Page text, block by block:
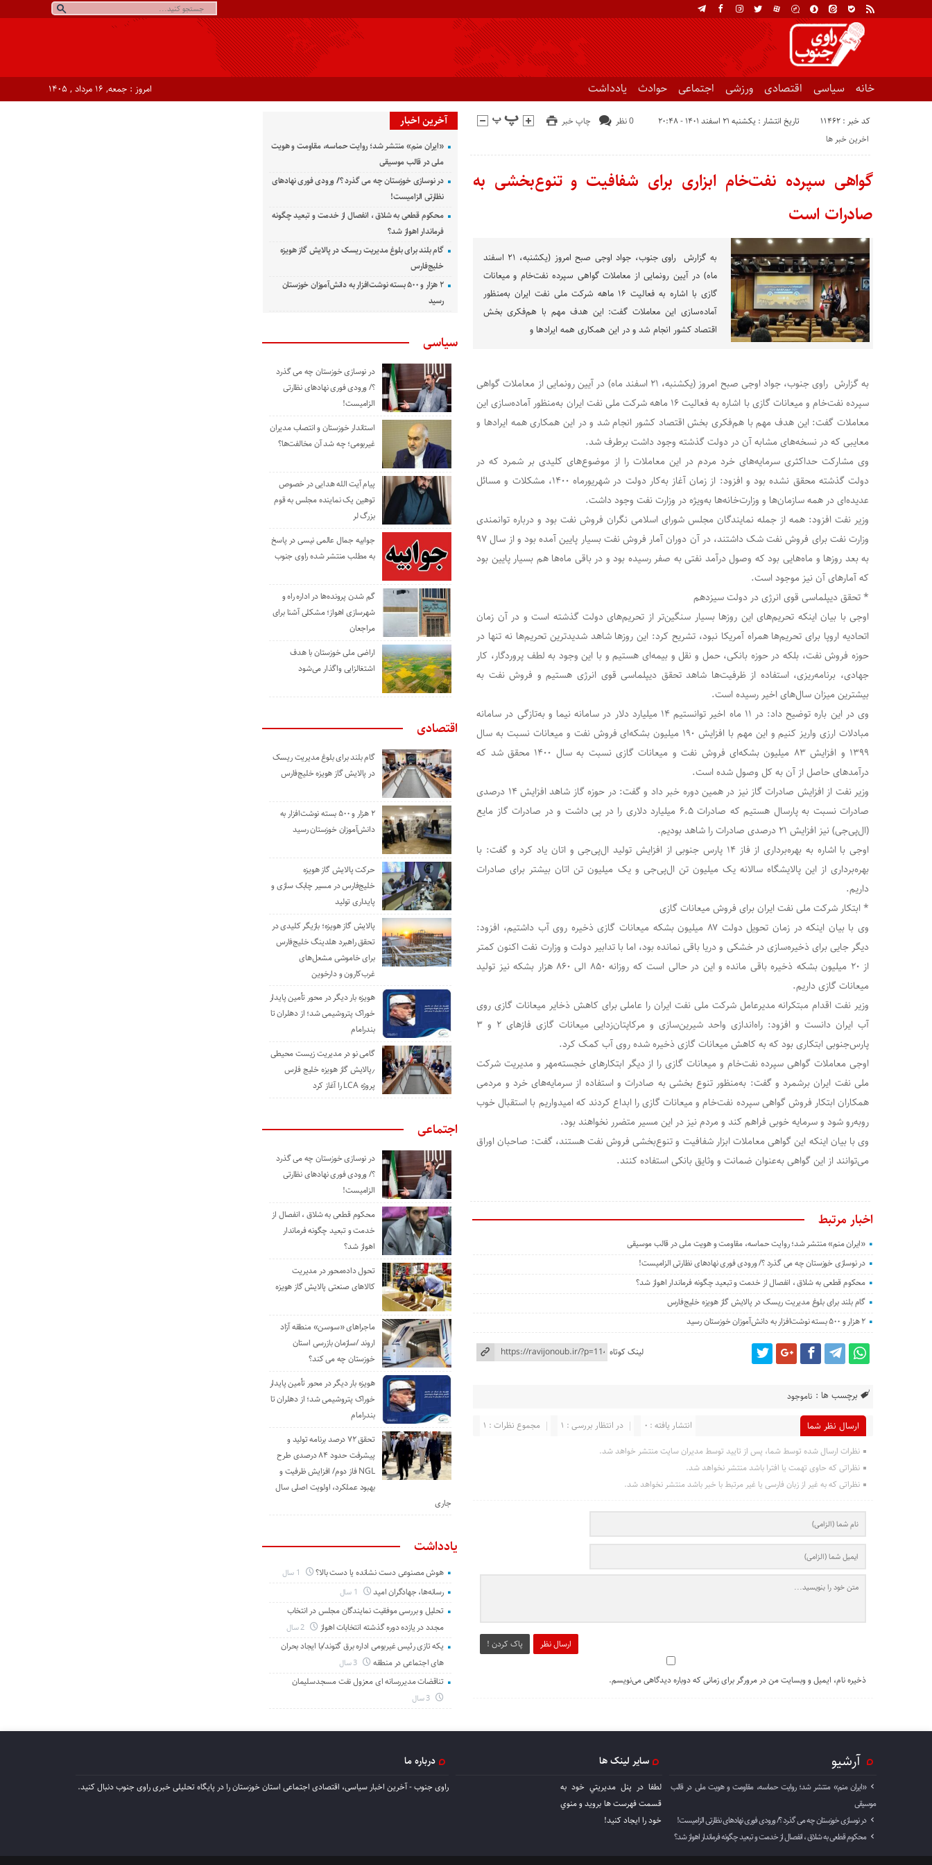
خانه سیاسی اقتصادی ورزشی اجتماعی حوادث یادداشت امروز : جمعه, ۱۶ مرداد , ۱۴۰۵
کد خبر : 11462 تاریخ انتشار : یکشنبه ۲۱ اسفند ۱۴۰۱ - ۲۰:۴۸ چاپ خبر
0 نظر
اخرین خبر ها
گواهی سپرده نفت‌خام ابزاری برای شفافیت و تنوع‌بخشی به
صادرات است
به گزارش راوی جنوب، جواد اوجی صبح امروز (یکشنبه، ۲۱ اسفند
ماه) در آیین رونمایی از معاملات گواهی سپرده نفت‌خام و میعانات
گازی با اشاره به فعالیت ۱۶ ماهه شرکت ملی نفت ایران به‌منظور
آماده‌سازی این معاملات گفت: این هدف مهم با هم‌فکری بخش
اقتصاد کشور انجام شد و در این همکاری همه ایرادها و
به گزارش راوی جنوب، جواد اوجی صبح امروز (یکشنبه، ۲۱ اسفند ماه) در آیین رونمایی از معاملات گواهی
سپرده نفت‌خام و میعانات گازی با اشاره به فعالیت ۱۶ ماهه شرکت ملی نفت ایران به‌منظور آماده‌سازی این
معاملات گفت: این هدف مهم با هم‌فکری بخش اقتصاد کشور انجام شد و در این همکاری همه ایرادها و
معایبی که در نسخه‌های مشابه آن در دولت گذشته وجود داشت برطرف شد.
وی مشارکت‌ حداکثری سرمایه‌های خرد مردم در این معاملات را از موضوع‌های کلیدی بر شمرد که در
دولت گذشته محقق نشده بود و افزود: از زمان آغاز به‌کار دولت در شهریورماه ۱۴۰۰، مشکلات و مسائل
عدیده‌ای در همه سازمان‌ها و وزارت‌خانه‌ها به‌ویژه در وزارت نفت وجود داشت.
وزیر نفت افزود: همه از جمله نمایندگان مجلس شورای اسلامی نگران فروش نفت بود و درباره توانمندی
وزارت نفت برای فروش نفت شک داشتند، در آن دوران آمار فروش نفت بسیار پایین آمده بود و از سال ۹۷
به بعد روزها و ماه‌هایی بود که وصول درآمد نفتی به صفر رسیده بود و در باقی ماه‌ها هم بسیار پایین بود
که آمارهای آن نیز موجود است.
* تحقق دیپلماسی قوی انرژی در دولت سیزدهم
اوجی با بیان اینکه تحریم‌های این روزها بسیار سنگین‌تر از تحریم‌های دولت گذشته است و در آن زمان
اتحادیه اروپا برای تحریم‌ها همراه آمریکا نبود، تشریح کرد: این روزها شاهد شدیدترین‌ تحریم‌ها نه تنها در
حوزه فروش نفت، بلکه در حوزه بانکی، حمل و نقل و بیمه‌ای هستیم و با این وجود به لطف پروردگار، کار
جهادی، برنامه‌ریزی، استفاده از ظرفیت‌ها شاهد تحقق دیپلماسی قوی انرژی هستیم و فروش نفت به
بیشترین میزان سال‌های اخیر رسیده است.
وی در این باره توضیح داد: در ۱۱ ماه اخیر توانستیم ۱۴ میلیارد دلار در سامانه نیما و به‌تازگی در سامانه
مبادلات ارزی واریز کنیم و این مهم با افزایش ۱۹۰ میلیون بشکه‌ای فروش نفت و میعانات نسبت به سال
۱۳۹۹ و افزایش ۸۳ میلیون بشکه‌ای فروش نفت و میعانات گازی نسبت به سال ۱۴۰۰ محقق شد که
درآمدهای حاصل از آن به کل وصول شده است.
وزیر نفت از افزایش صادرات گاز نیز در همین دوره خبر داد و گفت: در حوزه گاز شاهد افزایش ۱۴ درصدی
صادرات نسبت به پارسال هستیم که صادرات ۶.۵ میلیارد دلاری را در پی داشت و در صادرات گاز مایع
(ال‌پی‌جی) نیز افزایش ۲۱ درصدی صادرات را شاهد بودیم.
اوجی با اشاره به بهره‌برداری از فاز ۱۴ پارس جنوبی از افزایش تولید ال‌پی‌جی و اتان یاد کرد و گفت: با
بهره‌برداری از این پالایشگاه سالانه یک میلیون تن ال‌پی‌جی و یک میلیون تن اتان بیشتر برای صادرات
داریم.
* ابتکار شرکت ملی نفت ایران برای فروش میعانات گازی
وی با بیان اینکه در زمان تحویل دولت ۸۷ میلیون بشکه میعانات گازی ذخیره روی آب داشتیم، افزود:
دیگر جایی برای ذخیره‌سازی در خشکی و دریا باقی نمانده بود، اما با تدابیر دولت و وزارت نفت اکنون کمتر
از ۲۰ میلیون بشکه ذخیره باقی مانده و این در حالی است که روزانه ۸۵۰ الی ۸۶۰ هزار بشکه نیز تولید
میعانات گازی داریم.
وزیر نفت اقدام مبتکرانه مدیرعامل شرکت ملی نفت ایران را عاملی برای کاهش ذخایر میعانات گازی روی
آب ایران دانست و افزود: راه‌اندازی واحد شیرین‌سازی و مرکاپتان‌زدایی میعانات گازی فازهای ۲ و ۳
پارس‌جنوبی ابتکاری بود که به کاهش میعانات گازی ذخیره شده روی آب کمک کرد.
اوجی معاملات گواهی سپرده نفت‌خام و میعانات گازی را از دیگر ابتکارهای خجسته‌مهر و مدیریت شرکت
ملی نفت ایران برشمرد و گفت: به‌منظور تنوع ‌بخشی به صادرات و استفاده از سرمایه‌های خرد و مردمی
همکاران ابتکار فروش گواهی سپرده نفت‌خام و میعانات گازی را ابداع کردند که امیدواریم با استقبال خوب
روبه‌رو شود و سرمایه خوبی فراهم کند و مردم نیز در این مسیر متضرر نخواهند بود.
وی با بیان اینکه این گواهی‌ معاملات ابزار شفافیت و تنوع‌بخشی فروش نفت هستند، گفت: صاحبان اوراق
می‌توانند از این گواهی به‌عنوان ضمانت و وثایق بانکی استفاده کنند.
اخبار مرتبط
«ایران منم» منتشر شد؛ روایت حماسه، مقاومت و هویت ملی در قالب موسیقی
در نوسازی خوزستان چه می گذرد ؟/ ورودی فوری نهادهای نظارتی الزامیست!
محکوم قطعی به شلاق ، انفصال از خدمت و تبعید چگونه فرماندار اهواز شد؟
گام بلند برای بلوغ مدیریت ریسک در پالایش گاز هویزه خلیج‌فارس
۲ هزار و ۵۰۰ بسته نوشت‌افزار به دانش‌آموزان خوزستان رسید
لینک کوتاه
برچسب ها : ناموجود
ارسال نظر شما مجموع نظرات : 1 در انتظار بررسی : 1 انتشار یافته : 0
نظرات ارسال شده توسط شما، پس از تایید توسط مدیران سایت منتشر خواهد شد.
نظراتی که حاوی تهمت یا افترا باشد منتشر نخواهد شد.
نظراتی که به غیر از زبان فارسی یا غیر مرتبط با خبر باشد منتشر نخواهد شد.
ارسال نظر پاک کردن !
ذخیره نام، ایمیل و وبسایت من در مرورگر برای زمانی که دوباره دیدگاهی می‌نویسم.
آخرین اخبار
«ایران منم» منتشر شد؛ روایت حماسه، مقاومت و هویت
ملی در قالب موسیقی
در نوسازی خوزستان چه می گذرد ؟/ ورودی فوری نهادهای
نظارتی الزامیست!
محکوم قطعی به شلاق ، انفصال از خدمت و تبعید چگونه
فرماندار اهواز شد؟
گام بلند برای بلوغ مدیریت ریسک در پالایش گاز هویزه
خلیج‌فارس
۲ هزار و ۵۰۰ بسته نوشت‌افزار به دانش‌آموزان خوزستان
رسید
سیاسی
در نوسازی خوزستان چه می گذرد
؟/ ورودی فوری نهادهای نظارتی
الزامیست!
استاندار خوزستان و انتصاب مدیران
غیربومی؛ چه شد آن مخالفت‌ها؟
پیام آیت الله هدایی در خصوص
توهین یک نماینده مجلس به قوم
بزرگ لر
جوابیه جمال عالمی نیسی در پاسخ
به مطلب منتشر شده راوی جنوب
گم شدن پرونده‌ها در اداره راه و
شهرسازی اهواز؛ مشکلی آشنا برای
مراجعان
اراضی ملی خوزستان با هدف
اشتغالزایی واگذار می‌شود
اقتصادی
گام بلند برای بلوغ مدیریت ریسک
در پالایش گاز هویزه خلیج‌فارس
۲ هزار و ۵۰۰ بسته نوشت‌افزار به
دانش‌آموزان خوزستان رسید
حرکت پالایش گاز هویزه
خلیج‌فارس در مسیر چابک سازی و
پایداری تولید
پالایش گاز هویزه؛ بازیگر کلیدی در
تحقق راهبرد هلدینگ خلیج‌فارس
برای خاموشی مشعل‌های
غرب‌کارون و دارخوین
هویزه بار دیگر در محور تأمین پایدار
خوراک پتروشیمی شد؛ از دهلران تا
بندرامام
گامی نو در مدیریت زیست ‌محیطی
٫پالایش گاز هویزه خلیج ‌فارس
پروژه LCA را آغاز کرد
اجتماعی
در نوسازی خوزستان چه می گذرد
؟/ ورودی فوری نهادهای نظارتی
الزامیست!
محکوم قطعی به شلاق ، انفصال از
خدمت و تبعید چگونه فرماندار
اهواز شد؟
تحول داده‌محور در مدیریت
کالاهای صنعتی پالایش گاز هویزه
ماجراهای «سوسن» منطقه آزاد
اروند /سازمان بازرسی استان
خوزستان چه می کند؟
هویزه بار دیگر در محور تأمین پایدار
خوراک پتروشیمی شد؛ از دهلران تا
بندرامام
تحقق ۷۲ درصد برنامه تولید و
پیشرفت حدود ۸۴ درصدی طرح
NGL فاز دوم/ افزایش ظرفیت و
بهبود عملکرد، اولویت اصلی سال
جاری
یادداشت
هوش مصنوعی دست نشانده یا دست بالا؟
رسانه‌ها، جهادگران امید
تحلیل و بررسی موفقیت نمایندگان مجلس در انتخاب
مجدد در یازده دوره گذشته انتخابات اهواز
یکه تازی رئیس غیربومی اداره برق گتوند/با ایجاد بحران
های اجتماعی در منطقه
تناقضات مدیررسانه ای معزول نفت مسجدسلیمان
آرشیو
«ایران منم» منتشر شد؛ روایت حماسه، مقاومت و هویت ملی در قالب
موسیقی
در نوسازی خوزستان چه می گذرد ؟/ ورودی فوری نهادهای نظارتی الزامیست!
محکوم قطعی به شلاق ، انفصال از خدمت و تبعید چگونه فرماندار اهواز شد؟
سایر لینک ها
لطفا در پنل مديريتي خود به
قسمت فهرست ها برويد و منوي
خود را ايجاد كنيد!
درباره ما
راوی جنوب - آخرین اخبار سیاسی، اقتصادی اجتماعی استان خوزستان را در پایگاه تحلیلی خبری راوی جنوب دنبال کنید.